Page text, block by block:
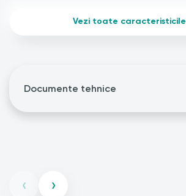
Vezi toate caracteristicile
Documente tehnice
‹ ›